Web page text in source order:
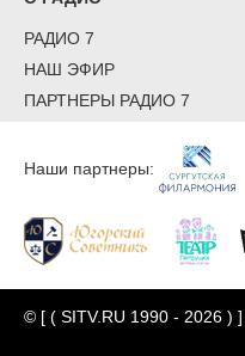
РАДИО 7
НАШ ЭФИР
ПАРТНЕРЫ РАДИО 7
Наши партнеры:
© [ ( SITV.RU 1990 - 2026 ) ]